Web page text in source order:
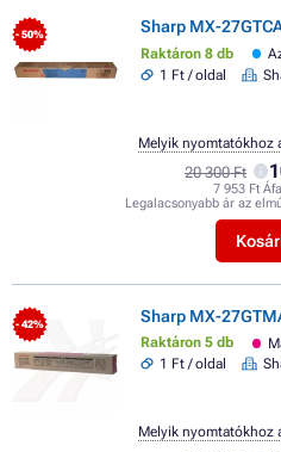
- 50% Sharp MX-
Raktáron 8 db
1 Ft / oldal
20 300 Ft
7 953 Ft
Legalacsonyabb ár az
Melyik nyomtatókhoz
- 42% Sharp MX-
Raktáron 5 db
1 Ft / oldal
Melyik nyomtatókhoz